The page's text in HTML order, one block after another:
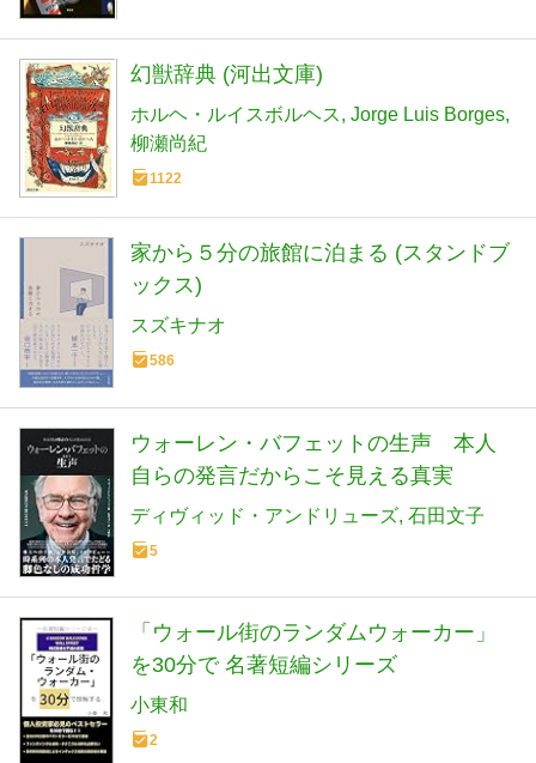
幻獣辞典 (河出文庫)
ホルヘ・ルイスボルヘス Jorge Luis Borges
柳瀬尚紀
1122
家から５分の旅館に泊まる (スタンドブ
ックス)
スズキナオ
586
ウォーレン・バフェットの生声 本人
自らの発言だからこそ見える真実
ディヴィッド・アンドリューズ 石田文子
5
「ウォール街のランダムウォーカー」
を30分で 名著短編シリーズ
小東和
2